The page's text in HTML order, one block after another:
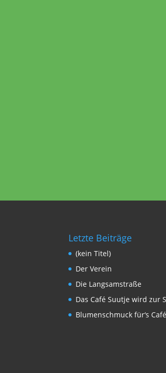
Letzte Beiträge
(kein Titel)
Der Verein
Die Langsamstraße
Das Café Suutje wird zur
Blumenschmuck für‘s